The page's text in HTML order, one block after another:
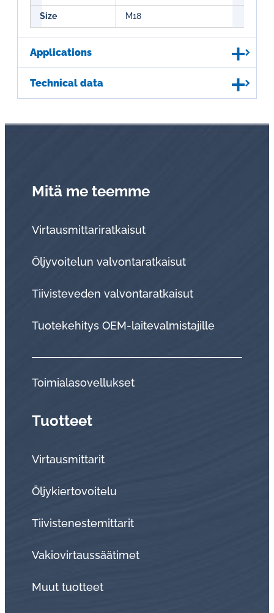
Size M18
Applications
Technical data
Mitä me teemme
Virtausmittariratkaisut
Öljyvoitelun valvontaratkaisut
Tii­vis­te­ve­den val­von­ta­rat­kai­sut
Tuo­te­ke­hi­tys OEM-lai­te­val­mis­ta­jil­le
Toi­mia­la­so­vel­luk­set
Tuotteet
Virtausmittarit
Öljykiertovoitelu
Tiivistenestemittarit
Vakiovirtaussäätimet
Muut tuotteet